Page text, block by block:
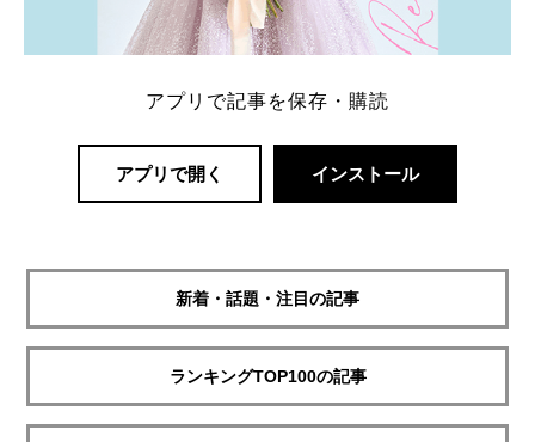
アプリで記事を保存・購読
アプリで開く インストール
新着・話題・注目の記事
ランキングTOP100の記事